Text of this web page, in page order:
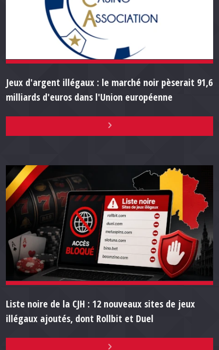
Jeux d'argent illégaux : le marché noir pèserait 91,6
milliards d'euros dans l'Union européenne
Liste noire de la CJH : 12 nouveaux sites de jeux
illégaux ajoutés, dont Rollbit et Duel